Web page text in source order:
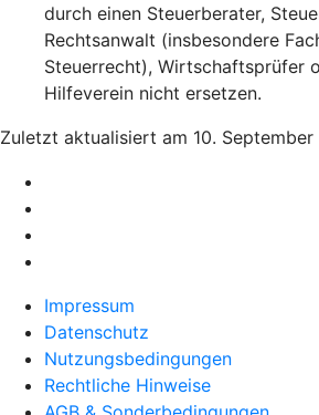
durch einen Steuerberater,
Rechtsanwalt (insbesondere
Steuerrecht), Wirtschaftsprüfer
Hilfeverein nicht ersetzen.
Zuletzt aktualisiert am 10. September
Impressum
Datenschutz
Nutzungsbedingungen
Rechtliche Hinweise